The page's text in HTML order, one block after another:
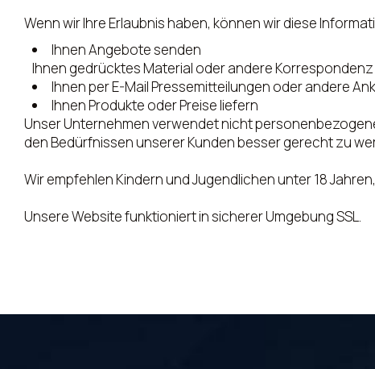
Wenn wir Ihre Erlaubnis haben, können wir diese
Ihnen Angebote senden
Ihnen gedrücktes Material oder andere
Ihnen per E-Mail Pressemitteilungen oder andere
Ihnen Produkte oder Preise liefern
Unser Unternehmen verwendet nicht
den Bedürfnissen unserer Kunden besser gerecht zu
Wir empfehlen Kindern und Jugendlichen unter 18
Unsere Website funktioniert in sicherer Umgebung SSL.